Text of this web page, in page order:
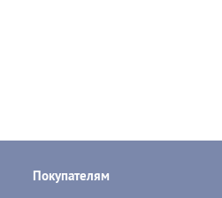
Покупателям